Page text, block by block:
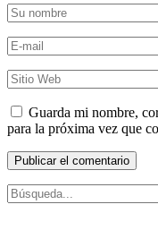
Guarda mi nombre,
para la próxima vez que